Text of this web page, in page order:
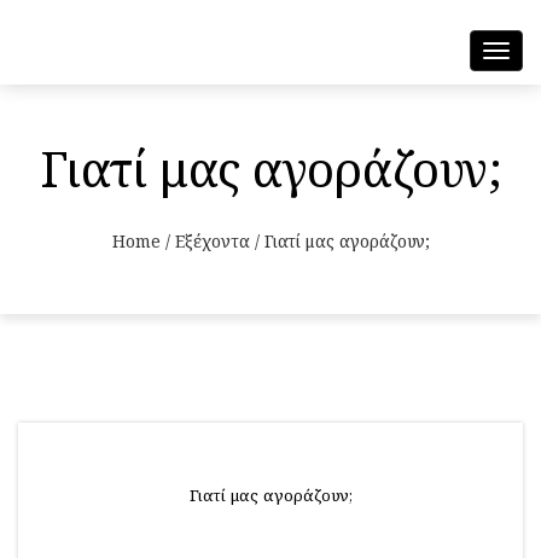
Γιατί μας αγοράζουν;
Home / Εξέχοντα / Γιατί μας αγοράζουν;
Γιατί μας αγοράζουν;